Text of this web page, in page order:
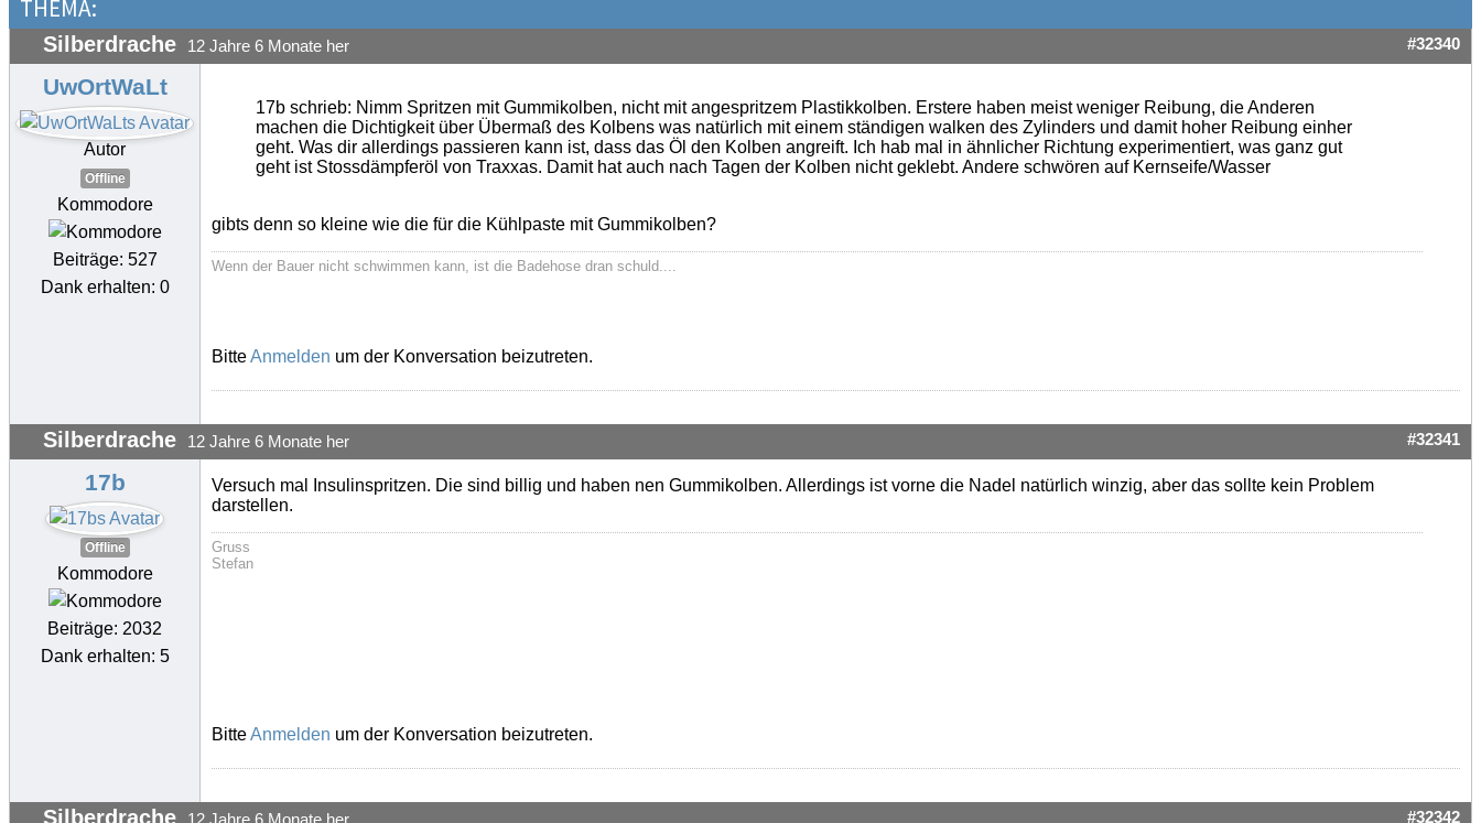
THEMA:
Silberdrache 12 Jahre 6 Monate her #32340
UwOrtWaLt
Autor
Offline
Kommodore
Beiträge: 527
Dank erhalten: 0
17b schrieb: Nimm Spritzen mit Gummikolben, nicht mit angespritzem Plastikkolben. Erstere haben meist weniger Reibung, die Anderen
machen die Dichtigkeit über Übermaß des Kolbens was natürlich mit einem ständigen walken des Zylinders und damit hoher Reibung einher
geht. Was dir allerdings passieren kann ist, dass das Öl den Kolben angreift. Ich hab mal in ähnlicher Richtung experimentiert, was ganz gut
geht ist Stossdämpferöl von Traxxas. Damit hat auch nach Tagen der Kolben nicht geklebt. Andere schwören auf Kernseife/Wasser
gibts denn so kleine wie die für die Kühlpaste mit Gummikolben?
Wenn der Bauer nicht schwimmen kann, ist die Badehose dran schuld....
BitteAnmelden um der Konversation beizutreten.
Silberdrache 12 Jahre 6 Monate her #32341
17b
Offline
Kommodore
Beiträge: 2032
Dank erhalten: 5
Versuch mal Insulinspritzen. Die sind billig und haben nen Gummikolben. Allerdings ist vorne die Nadel natürlich winzig, aber das sollte kein Problem
darstellen.
Gruss
Stefan
BitteAnmelden um der Konversation beizutreten.
Silberdrache #32342